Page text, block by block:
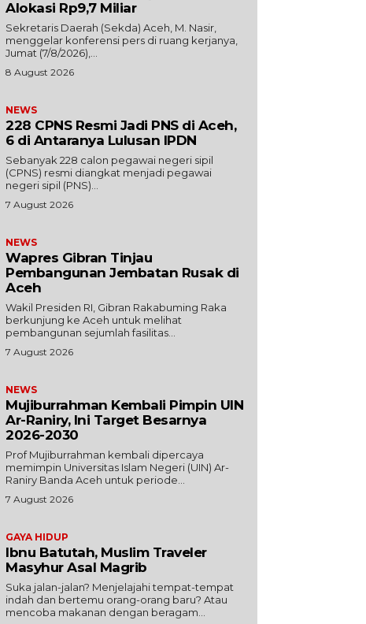
Alokasi Rp9,7 Miliar
‎Sekretaris Daerah (Sekda) Aceh, M. Nasir,
menggelar konferensi pers di ruang kerjanya,
Jumat (7/8/2026),...
8 August 2026
NEWS
228 CPNS Resmi Jadi PNS di Aceh,
6 di Antaranya Lulusan IPDN
Sebanyak 228 calon pegawai negeri sipil
(CPNS) resmi diangkat menjadi pegawai
negeri sipil (PNS)...
7 August 2026
NEWS
Wapres Gibran Tinjau
Pembangunan Jembatan Rusak di
Aceh
Wakil Presiden RI, Gibran Rakabuming Raka
berkunjung ke Aceh untuk melihat
pembangunan sejumlah fasilitas...
7 August 2026
NEWS
Mujiburrahman Kembali Pimpin UIN
Ar-Raniry, Ini Target Besarnya
2026-2030
Prof Mujiburrahman kembali dipercaya
memimpin Universitas Islam Negeri (UIN) Ar-
Raniry Banda Aceh untuk periode...
7 August 2026
GAYA HIDUP
Ibnu Batutah, Muslim Traveler
Masyhur Asal Magrib
Suka jalan-jalan? Menjelajahi tempat-tempat
indah dan bertemu orang-orang baru? Atau
mencoba makanan dengan beragam...